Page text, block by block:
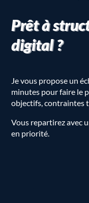
Prêt à
digital ?
Je vous propose un
minutes pour faire le
objectifs, contraintes
Vous repartirez avec
en priorité.